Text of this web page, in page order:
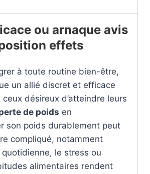
ou arnaque avis
effets
à toute routine bien-être,
un allié discret et efficace
désireux d’atteindre leurs
de poids en
son poids durablement peut
compliqué, notamment
le stress ou
alimentaires rendent